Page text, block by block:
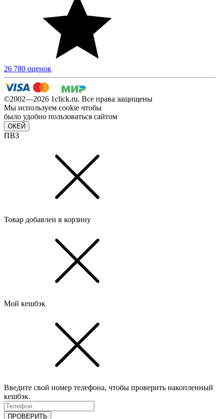
26 780 оценок
©2002—2026 1сlick.ru. Все права защищены
Мы используем cookie чтобы
было удобно пользоваться сайтом
ОКЕЙ
ПВЗ
Товар добавлен в корзину
Мой кешбэк
Введите свой номер телефона, чтобы проверить накопленный
кешбэк.
ПРОВЕРИТЬ